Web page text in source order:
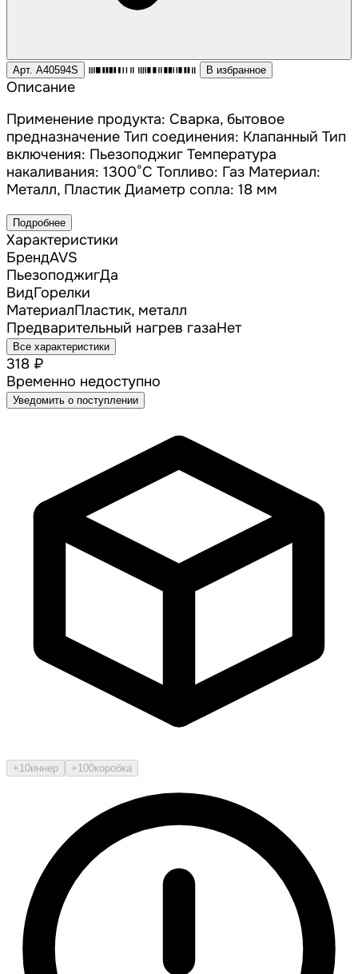
Арт. A40594S В избранное
Описание
Применение продукта: Сварка, бытовое
предназначение Тип соединения: Клапанный Тип
включения: Пьезоподжиг Температура
накаливания: 1300°C Топливо: Газ Материал:
Металл, Пластик Диаметр сопла: 18 мм
Подробнее
Характеристики
БрендAVS
ПьезоподжигДа
ВидГорелки
МатериалПластик, металл
Предварительный нагрев газаНет
Все характеристики
318 ₽
Временно недоступно
Уведомить о поступлении
+10иннер +100коробка